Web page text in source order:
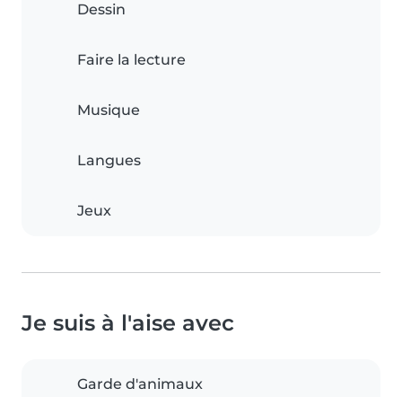
Dessin
Faire la lecture
Musique
Langues
Jeux
Je suis à l'aise avec
Garde d'animaux